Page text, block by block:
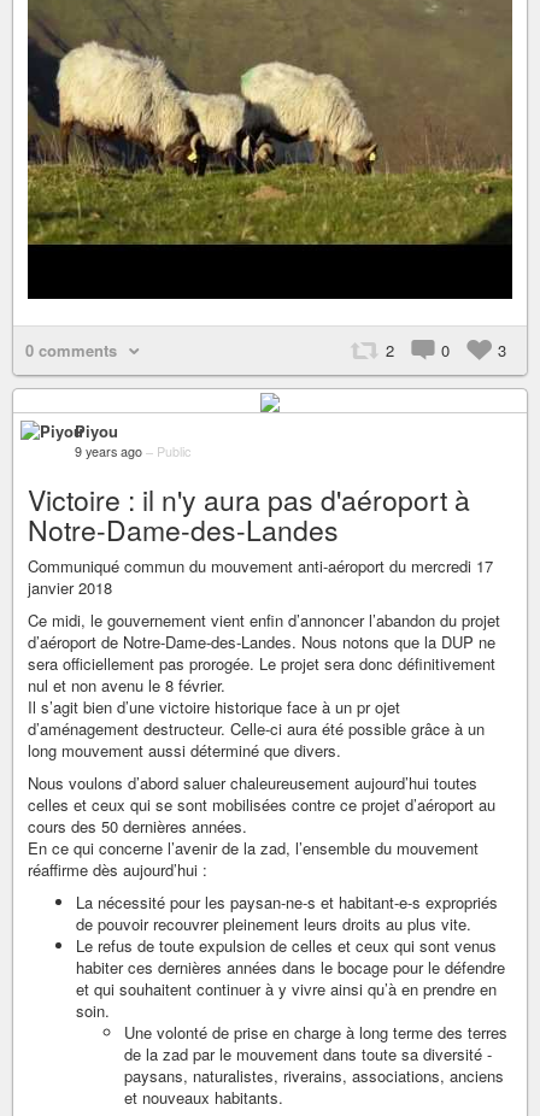
0 comments 2 0 3
Piyou
9 years ago – Public
Victoire : il n'y aura pas d'aéroport à
Notre-Dame-des-Landes
Communiqué commun du mouvement anti-aéroport du mercredi 17
janvier 2018
Ce midi, le gouvernement vient enfin d’annoncer l’abandon du projet
d’aéroport de Notre-Dame-des-Landes. Nous notons que la DUP ne
sera officiellement pas prorogée. Le projet sera donc définitivement
nul et non avenu le 8 février.
Il s’agit bien d’une victoire historique face à un pr ojet
d’aménagement destructeur. Celle-ci aura été possible grâce à un
long mouvement aussi déterminé que divers.
Nous voulons d’abord saluer chaleureusement aujourd’hui toutes
celles et ceux qui se sont mobilisées contre ce projet d’aéroport au
cours des 50 dernières années.
En ce qui concerne l’avenir de la zad, l’ensemble du mouvement
réaffirme dès aujourd’hui :
La nécessité pour les paysan-ne-s et habitant-e-s expropriés
de pouvoir recouvrer pleinement leurs droits au plus vite.
Le refus de toute expulsion de celles et ceux qui sont venus
habiter ces dernières années dans le bocage pour le défendre
et qui souhaitent continuer à y vivre ainsi qu’à en prendre en
soin.
Une volonté de prise en charge à long terme des terres
de la zad par le mouvement dans toute sa diversité -
paysans, naturalistes, riverains, associations, anciens
et nouveaux habitants.